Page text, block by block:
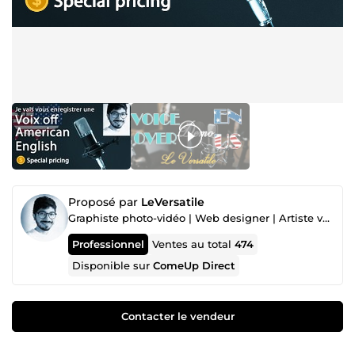
Proposé par LeVersatile
Graphiste photo-vidéo | Web designer | Artiste voix off
Professionnel Ventes au total474
Disponible surComeUp Direct
Contacter le vendeur